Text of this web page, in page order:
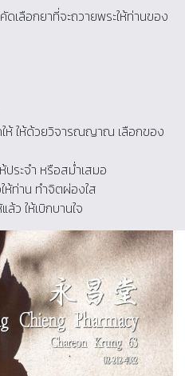
เลือกยาที่จะถวายพระให้ท่านของ
ห้ ให้ด้วยวิจารณญาณ เลือกของ
ระจำ หรือสม่ำเสมอ
ท่าน ทำจิตผ่องใส
ว ให้เบิกบานใจ